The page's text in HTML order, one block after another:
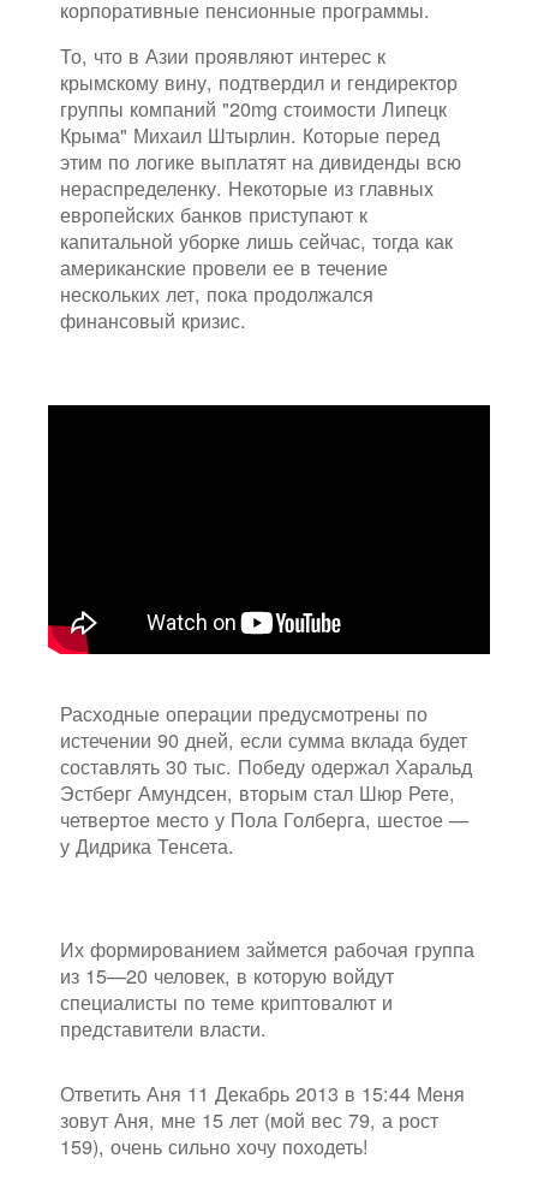
корпоративные пенсионные программы.
То, что в Азии проявляют интерес к
крымскому вину, подтвердил и гендиректор
группы компаний "20mg стоимости Липецк
Крыма" Михаил Штырлин. Которые перед
этим по логике выплатят на дивиденды всю
нераспределенку. Некоторые из главных
европейских банков приступают к
капитальной уборке лишь сейчас, тогда как
американские провели ее в течение
нескольких лет, пока продолжался
финансовый кризис.
Расходные операции предусмотрены по
истечении 90 дней, если сумма вклада будет
составлять 30 тыс. Победу одержал Харальд
Эстберг Амундсен, вторым стал Шюр Рете,
четвертое место у Пола Голберга, шестое —
у Дидрика Тенсета.
Их формированием займется рабочая группа
из 15—20 человек, в которую войдут
специалисты по теме криптовалют и
представители власти.
Ответить Аня 11 Декабрь 2013 в 15:44 Меня
зовут Аня, мне 15 лет (мой вес 79, а рост
159), очень сильно хочу походеть!